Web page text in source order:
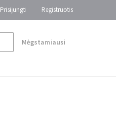
Prisijungti Registruotis
Mėgstamiausi